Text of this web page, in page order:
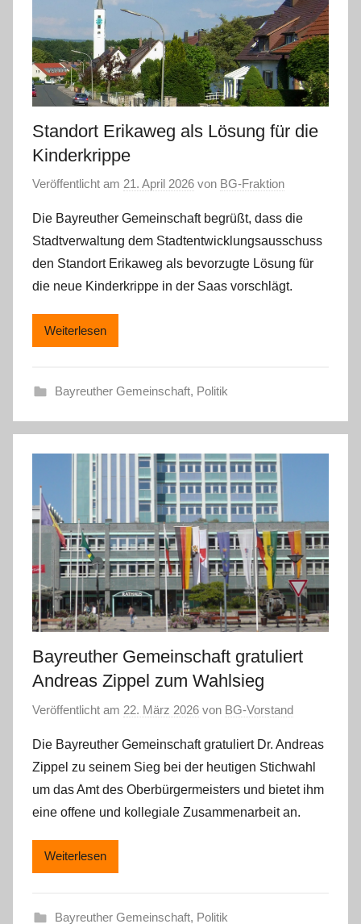
Standort Erikaweg als Lösung für die
Kinderkrippe
Veröffentlicht am 21. April 2026 von BG-Fraktion
Die Bayreuther Gemeinschaft begrüßt, dass die
Stadtverwaltung dem Stadtentwicklungsausschuss
den Standort Erikaweg als bevorzugte Lösung für
die neue Kinderkrippe in der Saas vorschlägt.
Weiterlesen
Bayreuther Gemeinschaft, Politik
Bayreuther Gemeinschaft gratuliert
Andreas Zippel zum Wahlsieg
Veröffentlicht am 22. März 2026 von BG-Vorstand
Die Bayreuther Gemeinschaft gratuliert Dr. Andreas
Zippel zu seinem Sieg bei der heutigen Stichwahl
um das Amt des Oberbürgermeisters und bietet ihm
eine offene und kollegiale Zusammenarbeit an.
Weiterlesen
Bayreuther Gemeinschaft, Politik